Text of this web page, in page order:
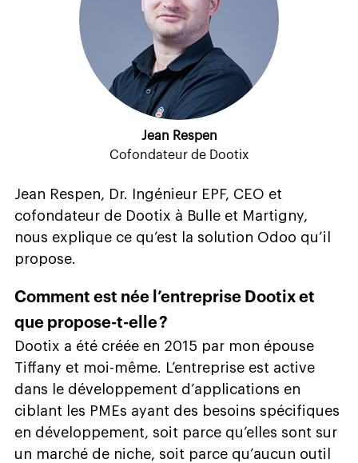
Jean Respen
Cofondateur de Dootix
Jean Respen, Dr. Ingénieur EPF, CEO et
cofondateur de Dootix à Bulle et Martigny,
nous explique ce qu’est la solution Odoo qu’il
propose.
Comment est née l’entreprise Dootix et
que propose-t-elle ?
Dootix a été créée en 2015 par mon épouse
Tiffany et moi-même. L’entreprise est active
dans le développement d’applications en
ciblant les PMEs ayant des besoins spécifiques
en développement, soit parce qu’elles sont sur
un marché de niche, soit parce qu’aucun outil